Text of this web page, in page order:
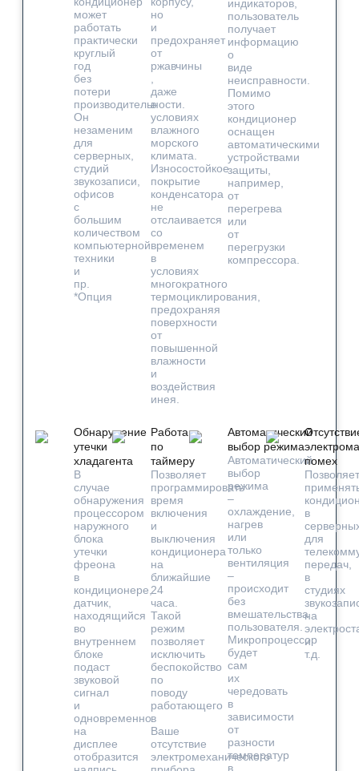
может
работать
практически
круглый
год
без
потери
производительности.
Он
незаменим
для
серверных,
студий
звукозаписи,
офисов
с
большим
количеством
компьютерной
техники
и
пр.
*Опция
но
и
предохраняет
от
ржавчины
,
даже
в
условиях
влажного
морского
климата.
Износостойкое
покрытие
конденсатора
не
отслаивается
со
временем
в
условиях
многократного
термоциклирования,
предохраняя
поверхности
от
повышенной
влажности
и
воздействия
инея.
индикаторов,
пользователь
получает
информацию
о
виде
неисправности.
Помимо
этого
кондиционер
оснащен
автоматическими
устройствами
защиты,
например,
от
перегрева
или
от
перегрузки
компрессора.
Обнаружение
утечки
хладагента
В
случае
обнаружения
процессором
наружного
блока
утечки
фреона
в
кондиционере,
датчик,
находящийся
во
внутреннем
блоке
подаст
звуковой
сигнал
и
одновременно
на
дисплее
отобразится
Работа
по
таймеру
Позволяет
программировать
время
включения
и
выключения
кондиционера
на
ближайшие
24
часа.
Такой
режим
позволяет
исключить
беспокойство
по
поводу
работающего
в
Ваше
отсутствие
электромеханического
Автоматический
выбор режима
Автоматический
выбор
режима
–
охлаждение,
нагрев
или
только
вентиляция
–
происходит
без
вмешательства
пользователя.
Микропроцессор
будет
сам
их
чередовать
в
зависимости
от
разности
температур
в
помех
Позволяет
в
для
передач,
в
студиях
на
и
т.д.